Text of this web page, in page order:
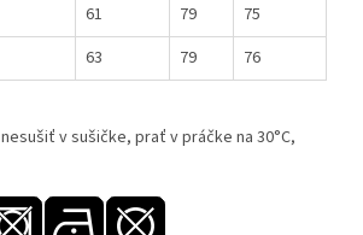
61 79
75
63 79 76
nesušiť v sušičke, prať v práčke na 30°C,